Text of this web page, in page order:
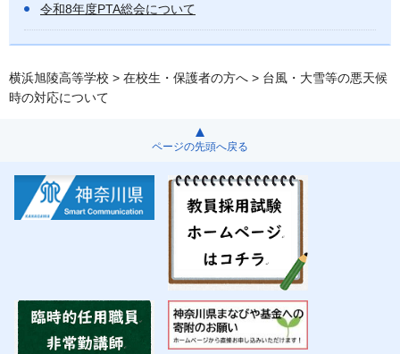
令和8年度PTA総会について
横浜旭陵高等学校 > 在校生・保護者の方へ > 台風・大雪等の悪天候
時の対応について
ページの先頭へ戻る